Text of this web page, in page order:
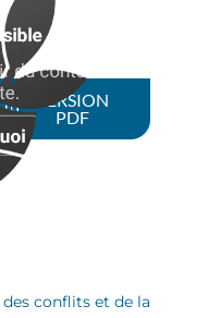
VERSION
PDF
conflits et de la